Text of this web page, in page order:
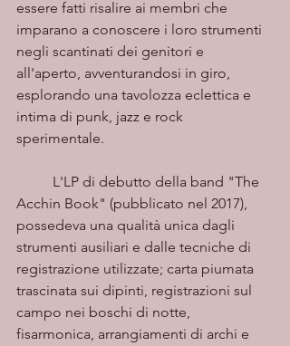
essere fatti risalire ai membri che
imparano a conoscere i loro strumenti
negli scantinati dei genitori e
all'aperto, avventurandosi in giro,
esplorando una tavolozza eclettica e
intima di punk, jazz e rock
sperimentale.
Acchin Book" (pubblicato nel 2017),
possedeva una qualità unica dagli
strumenti ausiliari e dalle tecniche di
registrazione utilizzate; carta piumata
trascinata sui dipinti, registrazioni sul
campo nei boschi di notte,
fisarmonica, arrangiamenti di archi e